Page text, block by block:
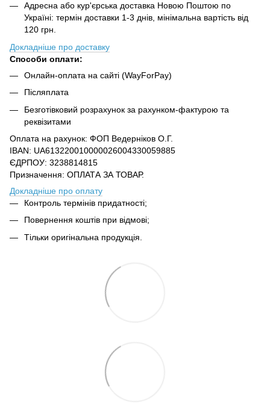
Адресна або кур'єрська доставка Новою Поштою по
Україні: термін доставки 1-3 днів, мінімальна вартість від
120 грн.
Докладніше про доставку
Способи оплати:
Онлайн-оплата на сайті (WayForPay)
Післяплата
Безготівковий розрахунок за рахунком-фактурою та
реквізитами
Оплата на рахунок: ФОП Ведерніков О.Г.
IBAN: UA613220010000026004330059885
ЄДРПОУ: 3238814815
Призначення: ОПЛАТА ЗА ТОВАР.
Докладніше про оплату
Контроль термінів придатності;
Повернення коштів при відмові;
Тільки оригінальна продукція.